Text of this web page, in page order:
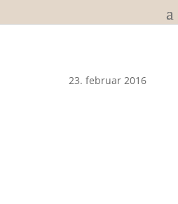
23. februar 2016